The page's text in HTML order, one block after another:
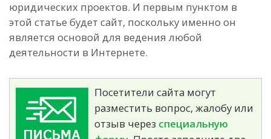
юридических проектов. И первым пунктом в
этой статье будет сайт, поскольку именно он
является основой для ведения любой
деятельности в Интернете.
Посетители сайта могут
разместить вопрос, жалобу или
отзыв через специальную